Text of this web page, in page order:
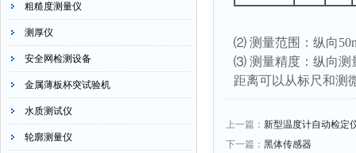
粗糙度测量仪
测厚仪
安全网检测设备
金属薄板杯突试验机
水质测试仪
轮廓测量仪
⑵ 测量范围：纵向
⑶ 测量精度：纵向测
距离可以从标尺和测
上一篇： 新型温度计自动检定
下一篇： 黑体传感器